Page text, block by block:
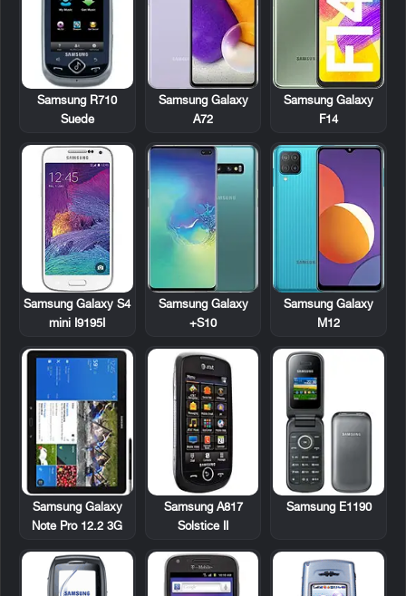
Samsung Galaxy
F14
Samsung Galaxy
A72
Samsung R710
Suede
Samsung Galaxy
M12
Samsung Galaxy
S10+
Samsung Galaxy S4
mini I9195I
Samsung E1190
Samsung A817
Solstice II
Samsung Galaxy
Note Pro 12.2 3G